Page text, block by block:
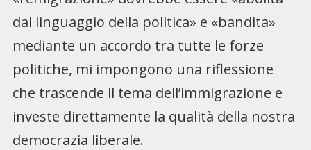
dal linguaggio della politica» e «bandita»
mediante un accordo tra tutte le forze
politiche, mi impongono una riflessione
che trascende il tema dell’immigrazione e
investe direttamente la qualità della nostra
democrazia liberale.